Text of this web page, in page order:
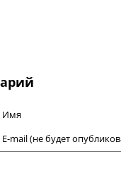
Имя
E-mail (не будет